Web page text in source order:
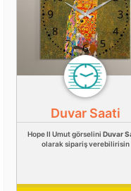
Duvar Saati
Hope II Umut görselini Duvar
olarak sipariş verebilirisin